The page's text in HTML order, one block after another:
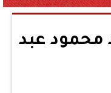
محمود عبد